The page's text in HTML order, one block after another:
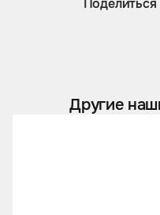
Поделиться
Другие